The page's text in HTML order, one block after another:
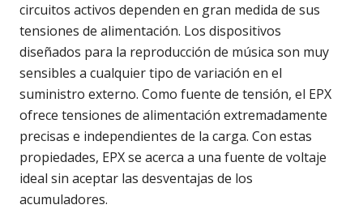
circuitos activos dependen en gran medida de sus
tensiones de alimentación. Los dispositivos
diseñados para la reproducción de música son muy
sensibles a cualquier tipo de variación en el
suministro externo. Como fuente de tensión, el EPX
ofrece tensiones de alimentación extremadamente
precisas e independientes de la carga. Con estas
propiedades, EPX se acerca a una fuente de voltaje
ideal sin aceptar las desventajas de los
acumuladores.